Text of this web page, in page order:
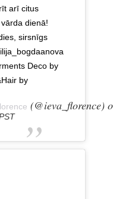
arī citus
dienā!
sirsnīgs
Deco by
by
(@ieva_florence)